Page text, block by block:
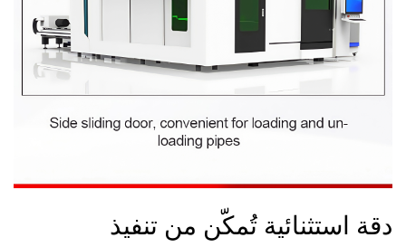
دقة استثنائية تُمكّن من تنفيذ